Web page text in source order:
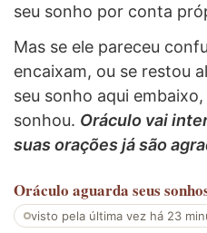
seu sonho por conta
Mas se ele pareceu
encaixam, ou se restou
seu sonho aqui
sonhou. Oráculo vai
suas orações já são
Oráculo aguarda seus
visto pela última vez há 23